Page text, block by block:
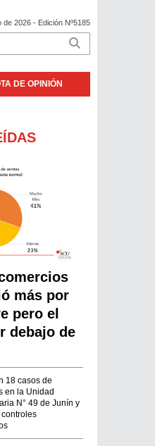
de 2026 - Edición Nº5185
DE OPINIÓN
más por
pero el
debajo de
18 casos de
en la Unidad
N° 49 de Junín y